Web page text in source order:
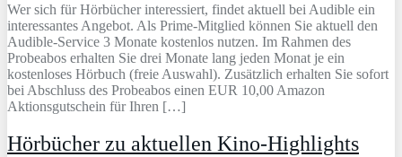
Wer sich für Hörbücher interessiert, findet aktuell bei Audible ein
interessantes Angebot. Als Prime-Mitglied können Sie aktuell den
Audible-Service 3 Monate kostenlos nutzen. Im Rahmen des
Probeabos erhalten Sie drei Monate lang jeden Monat je ein
kostenloses Hörbuch (freie Auswahl). Zusätzlich erhalten Sie sofort
bei Abschluss des Probeabos einen EUR 10,00 Amazon
Aktionsgutschein für Ihren […]
Hörbücher zu aktuellen Kino-Highlights